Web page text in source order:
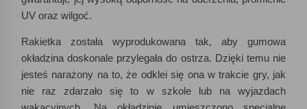
UV oraz wilgoć.
Rakietka została wyprodukowana tak, aby gumowa
okładzina doskonale przylegała do ostrza. Dzięki temu nie
jesteś narażony na to, że odklei się ona w trakcie gry, jak
nie raz zdarzało się to w szkole lub na wyjazdach